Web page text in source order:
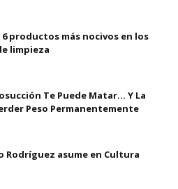
6 productos más nocivos en los
limpieza
Te Puede Matar… Y La
Peso Permanentemente
Rodríguez asume en Cultura